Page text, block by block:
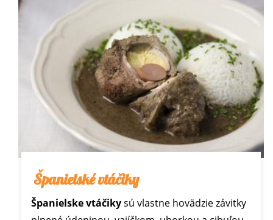
Španielské vtáčiky
Španielske vtáčikysú vlastne hovädzie závitky